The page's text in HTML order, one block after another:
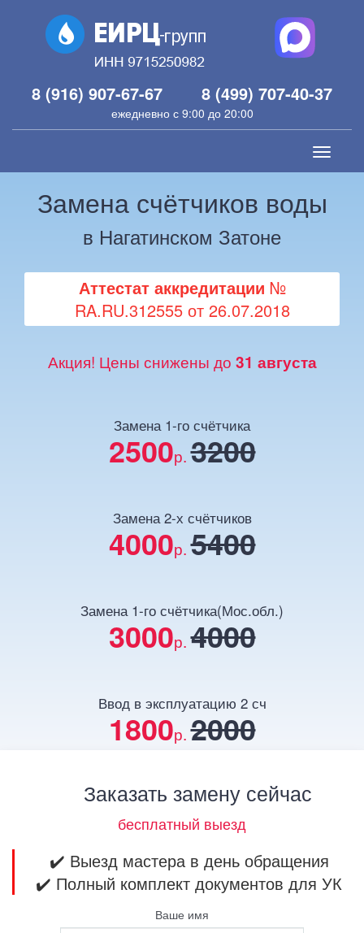
8 (916) 907-67-67 8 (499) 707-40-37
ежедневно с 9:00 до 20:00
Toggle
Замена счётчиков воды
в Нагатинском Затоне
Аттестат аккредитации №
RA.RU.312555 от 26.07.2018
Акция! Цены снижены до 31 августа
Замена 1-го счётчика
2500р.3200
Замена 2-х счётчиков
4000р. 5400
Замена 1-го счётчика(Мос.обл.)
3000р.4000
Ввод в эксплуатацию 2 сч
1800р. 2000
Заказать замену сейчас
бесплатный выезд
✔️ Выезд мастера в день обращения
✔️ Полный комплект документов для УК
Ваше имя